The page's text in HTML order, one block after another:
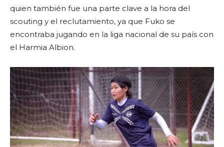
quien también fue una parte clave a la hora del
scouting y el reclutamiento, ya que Fuko se
encontraba jugando en la liga nacional de su país con
el Harmia Albion.